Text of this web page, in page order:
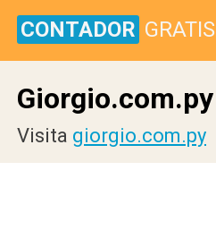
CONTADOR GRATIS
Giorgio.com.py
Visita giorgio.com.py